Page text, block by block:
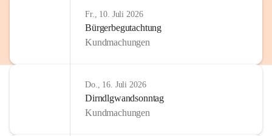
Fr., 10. Juli 2026
Bürgerbegutachtung
Kundmachungen
Do., 16. Juli 2026
Dirndlgwandsonntag
Kundmachungen